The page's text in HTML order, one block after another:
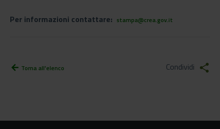
Per informazioni contattare: stampa@crea.gov.it
arrow_back Torna all'elenco Condividi share